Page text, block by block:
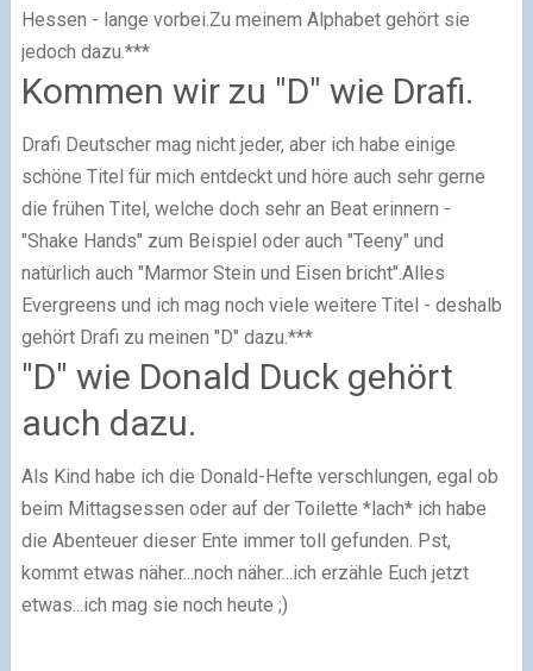
Hessen - lange vorbei.Zu meinem Alphabet gehört sie
jedoch dazu.***
Kommen wir zu "D" wie Drafi.
Drafi Deutscher mag nicht jeder, aber ich habe einige
schöne Titel für mich entdeckt und höre auch sehr gerne
die frühen Titel, welche doch sehr an Beat erinnern -
"Shake Hands" zum Beispiel oder auch "Teeny" und
natürlich auch "Marmor Stein und Eisen bricht".Alles
Evergreens und ich mag noch viele weitere Titel - deshalb
gehört Drafi zu meinen "D" dazu.***
"D" wie Donald Duck gehört
auch dazu.
Als Kind habe ich die Donald-Hefte verschlungen, egal ob
beim Mittagsessen oder auf der Toilette *lach* ich habe
die Abenteuer dieser Ente immer toll gefunden. Pst,
kommt etwas näher...noch näher...ich erzähle Euch jetzt
etwas...ich mag sie noch heute ;)